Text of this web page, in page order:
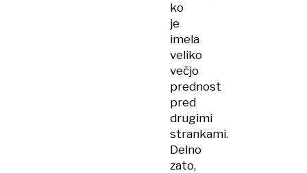
ko
je
imela
veliko
večjo
prednost
pred
drugimi
strankami.
Delno
zato,